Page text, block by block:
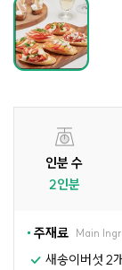
인분 수
2인분
주재료 Main
새송이버섯 2